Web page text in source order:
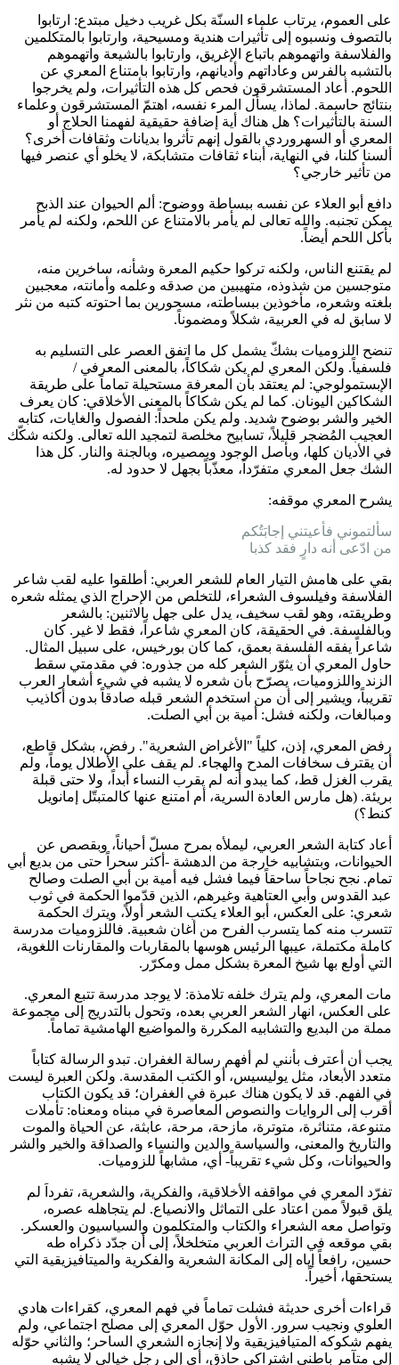
على العموم، يرتاب علماء السنّة بكل غريب دخيل مبتدع: ارتابوا
بالتصوف ونسبوه إلى تأثيرات هندية ومسيحية، وارتابوا بالمتكلمين
والفلاسفة واتهموهم باتباع الإغريق، وارتابوا بالشيعة واتهموهم
بالتشبه بالفرس وعاداتهم وأديانهم، وارتابوا بامتناع المعري عن
اللحوم. أعاد المستشرقون فحص كل هذه التأثيرات، ولم يخرجوا
بنتائج حاسمة. لماذا، يسأل المرء نفسه، اهتمّ المستشرقون وعلماء
السنة بالتأثيرات؟ هل هناك أية إضافة حقيقية لفهمنا الحلاج أو
المعري أو السهروردي بالقول إنهم تأثروا بديانات وثقافات أخرى؟
ألسنا كلنا، في النهاية، أبناء ثقافات متشابكة، لا يخلو أي عنصر فيها
من تأثير خارجي؟
دافع أبو العلاء عن نفسه ببساطة ووضوح: ألم الحيوان عند الذبح
يمكن تجنبه. والله تعالى لم يأمر بالامتناع عن اللحم، ولكنه لم يأمر
بأكل اللحم أيضاً.
لم يقتنع الناس، ولكنه تركوا حكيم المعرة وشأنه، ساخرين منه،
متوجسين من شذوذه، متهيبين من صدقه وعلمه وأمانته، معجبين
بلغته وشعره، مأخوذين ببساطته، مسحورين بما احتوته كتبه من نثر
لا سابق له في العربية، شكلاً ومضموناً.
تنضح اللزوميات بشكّ يشمل كل ما اتفق العصر على التسليم به
فلسفياً. ولكن المعري لم يكن شكاكاً، بالمعنى المعرفي /
الإبستمولوجي: لم يعتقد بأن المعرفة مستحيلة تماماً على طريقة
الشكاكين اليونان. كما لم يكن شكاكاً بالمعنى الأخلاقي: كان يعرف
الخير والشر بوضوح شديد. ولم يكن ملحداً: الفصول والغايات، كتابه
العجيب المُضجر قليلاً، تسابيح مخلصة لتمجيد الله تعالى. ولكنه شكّك
في الأديان كلها، وبأصل الوجود وبمصيره، وبالجنة والنار. كل هذا
الشك جعل المعري متفرّداً، معذّباً بجهل لا حدود له.
يشرح المعري موقفه:
سألتموني فأعيتني إجابَتُكم
من ادّعى أنه دارٍ فقد كذبا
بقي على هامش التيار العام للشعر العربي: أطلقوا عليه لقب شاعر
الفلاسفة وفيلسوف الشعراء، للتخلص من الإحراج الذي يمثله شعره
وطريقته، وهو لقب سخيف، يدل على جهل بالاثنين: بالشعر
وبالفلسفة. في الحقيقة، كان المعري شاعراً، فقط لا غير. كان
شاعراً يفقه الفلسفة بعمق، كما كان بورخيس، على سبيل المثال.
حاول المعري أن يثوّر الشعر كله من جذوره: في مقدمتي سقط
الزند واللزوميات، يصرّح بأن شعره لا يشبه في شيء أشعار العرب
تقريباً، ويشير إلى أن من استخدم الشعر قبله صادقاً بدون أكاذيب
ومبالغات، ولكنه فشل: أمية بن أبي الصلت.
رفض المعري، إذن، كلياً "الأغراض الشعرية". رفض، بشكل قاطع،
أن يقترف سخافات المدح والهجاء. لم يقف على الأطلال يوماً، ولم
يقرب الغزل قط، كما يبدو أنه لم يقرب النساء أبداً، ولا حتى قبلة
بريئة. (هل مارس العادة السرية، أم امتنع عنها كالمتبتّل إمانويل
كنط؟)
أعاد كتابة الشعر العربي، ليملأه بمرح مسلّ أحياناً، وبقصص عن
الحيوانات، وبتشابيه خارجة من الدهشة -أكثر سحراً حتى من بديع أبي
تمام. نجح نجاحاً ساحقاً فيما فشل فيه أمية بن أبي الصلت وصالح
عبد القدوس وأبي العتاهية وغيرهم، الذين قدّموا الحكمة في ثوب
شعري: على العكس، أبو العلاء يكتب الشعر أولاً، ويترك الحكمة
تتسرب منه كما يتسرب الفرح من أغان شعبية. فاللزوميات مدرسة
كاملة مكتملة، عيبها الرئيس هوسها بالمقاربات والمقارنات اللغوية،
التي أولع بها شيخ المعرة بشكل ممل ومكرّر.
مات المعري، ولم يترك خلفه تلامذة: لا يوجد مدرسة تتبع المعري.
على العكس، انهار الشعر العربي بعده، وتحول بالتدريج إلى مجموعة
مملة من البديع والتشابيه المكررة والمواضيع الهامشية تماماً.
يجب أن أعترف بأنني لم أفهم رسالة الغفران. تبدو الرسالة كتاباً
متعدد الأبعاد، مثل يوليسيس، أو الكتب المقدسة. ولكن العبرة ليست
في الفهم. قد لا يكون هناك عبرة في الغفران؛ قد يكون الكتاب
أقرب إلى الروايات والنصوص المعاصرة في مبناه ومعناه: تأملات
متنوعة، متناثرة، متوترة، مازحة، مرحة، عابثة، عن الحياة والموت
والتاريخ والمعنى، والسياسة والدين والنساء والصداقة والخير والشر
والحيوانات، وكل شيء تقريباً- أي، مشابهاً للزوميات.
تفرّد المعري في مواقفه الأخلاقية، والفكرية، والشعرية، تفرداَ لم
يلق قبولاً ممن اعتاد على التماثل والانصياع. لم يتجاهله عصره،
وتواصل معه الشعراء والكتاب والمتكلمون والسياسيون والعسكر.
بقي موقعه في التراث العربي متخلخلاً، إلى أن جدّد ذكراه طه
حسين، رافعاً إياه إلى المكانة الشعرية والفكرية والميتافيزيقية التي
يستحقها، أخيراً.
قراءات أخرى حديثة فشلت تماماً في فهم المعري، كقراءات هادي
العلوي ونجيب سرور. الأول حوّل المعري إلى مصلح اجتماعي، ولم
يفهم شكوكه المتيافيزيقية ولا إنجازه الشعري الساحر؛ والثاني حوّله
إلى متآمر باطني اشتراكي حاذق، أي إلى رجل خيالي لا يشبه